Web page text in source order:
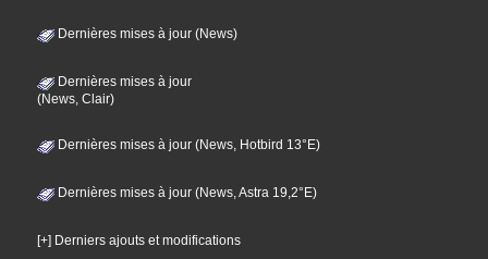
Dernières mises à jour (News)
Dernières mises à jour
(News, Clair)
Dernières mises à jour (News, Hotbird 13°E)
Dernières mises à jour (News, Astra 19,2°E)
[+] Derniers ajouts et modifications